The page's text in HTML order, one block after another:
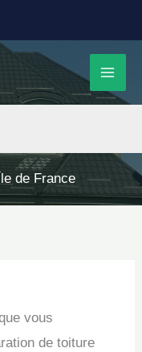
de France
vous
de toiture